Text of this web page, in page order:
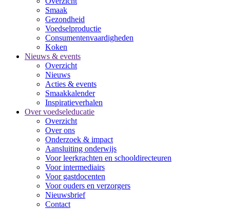
Smaak
Gezondheid
Voedselproductie
Consumentenvaardigheden
Koken
Nieuws & events
Overzicht
Nieuws
Acties & events
Smaakkalender
Inspiratieverhalen
Over voedseleducatie
Overzicht
Over ons
Onderzoek & impact
Aansluiting onderwijs
Voor leerkrachten en schooldirecteuren
Voor intermediairs
Voor gastdocenten
Voor ouders en verzorgers
Nieuwsbrief
Contact